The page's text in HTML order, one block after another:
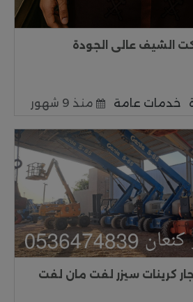
الشيف عالى الجودة
خدمات عامة منذ 9 شهور
كرينات سيزر لفت مان لفت